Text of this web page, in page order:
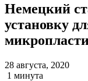
Немецкий
установку
28 августа, 2020
1 минута